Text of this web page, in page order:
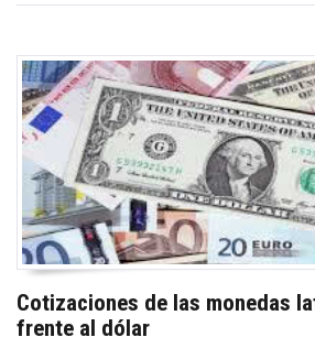
Cotizaciones de las monedas
frente al dólar